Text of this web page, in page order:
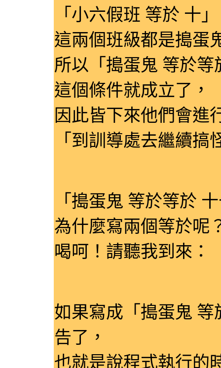
「小六假班 等於 十
這兩個班級都是搗蛋
所以「搗蛋鬼 等於等
這個條件就成立了，
因此皆下來他們會進
「到訓導處去繼續搞
「搗蛋鬼 等於等於
為什麼寫兩個等於呢
喝呵！請聽我到來：
如果寫成「搗蛋鬼
告了，
也就是說程式執行的